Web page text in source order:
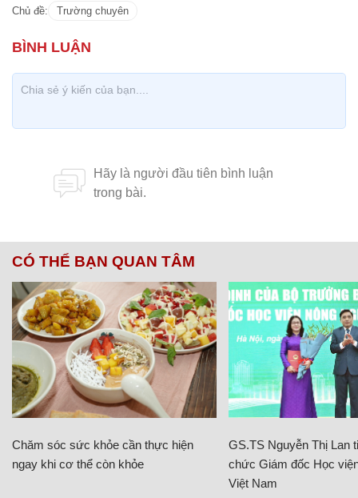
Chủ đề: Trường chuyên
CÓ THỂ BẠN QUAN TÂM
Chăm sóc sức khỏe cần thực hiện
ngay khi cơ thể còn khỏe
GS.TS Nguyễn Thị Lan
chức Giám đốc Học
Việt Nam